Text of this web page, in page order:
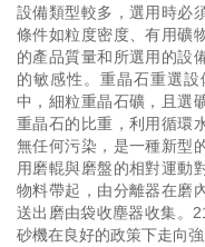
設備類型較多，選用時必
條件如粒度密度、有用礦
的產品質量和所選用的設
的敏感性。重晶石重選設
中，細粒重晶石礦，且選
重晶石的比重，利用循環
無任何污染，是一種新型
用磨輥與磨盤的相對運動
物料帶起，由分離器在磨
送出磨由袋收塵器收集。
砂機在良好的政策下走向